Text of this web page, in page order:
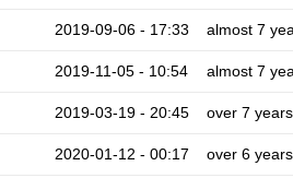
2019-09-06 - 17:33 almost 7
2019-11-05 - 10:54 almost 7
2019-03-19 - 20:45 over 7 years
2020-01-12 - 00:17 over 6 years